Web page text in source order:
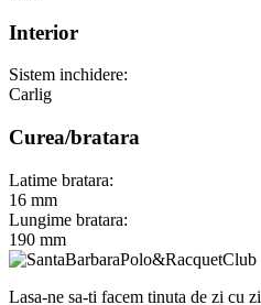
Interior
Sistem inchidere:
Carlig
Curea/bratara
Latime bratara:
16 mm
Lungime bratara:
190 mm
Lasa-ne sa-ti facem tinuta de zi cu zi